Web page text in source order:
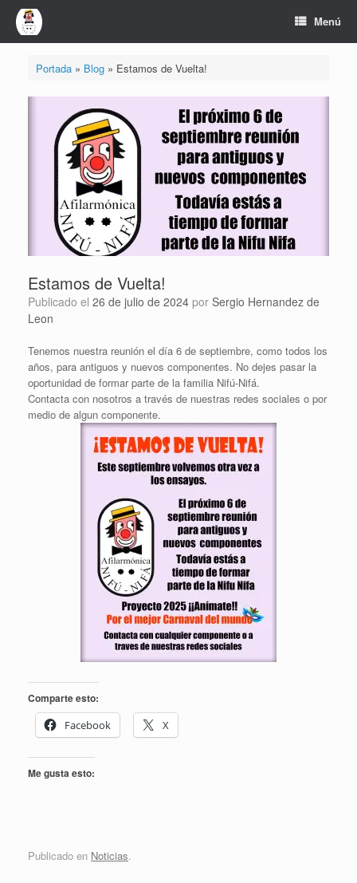
Saltar
contenido
Menú
Portada» Blog» Estamos de Vuelta!
Estamos de Vuelta!
Publicado el 26 de julio de 2024 por Sergio Hernandez de
Leon
Tenemos nuestra reunión el día 6 de septiembre, como todos los
años, para antiguos y nuevos componentes. No dejes pasar la
oportunidad de formar parte de la familia Nifú-Nifá.
Contacta con nosotros a través de nuestras redes sociales o por
medio de algun componente.
Comparte esto:
Facebook
X
Me gusta esto:
Publicado en Noticias.